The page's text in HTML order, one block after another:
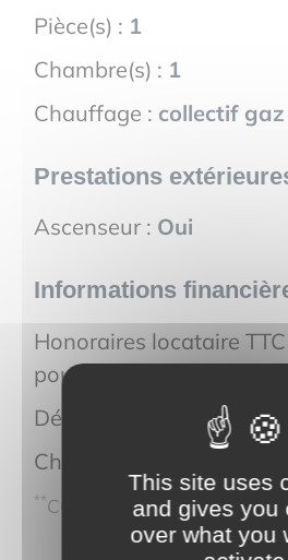
Pièce(s) : 1
Chambre(s) : 1
Chauffage : collectif
Prestations
Ascenseur : Oui
Informations
Honoraires locataire
pour l'état des lieux :
Dépôt de garantie : 980 €
Charges locatives :
**CC : Charges comprises
This site uses
and gives you
over what you